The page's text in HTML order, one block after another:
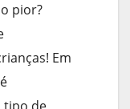
pior?
Em